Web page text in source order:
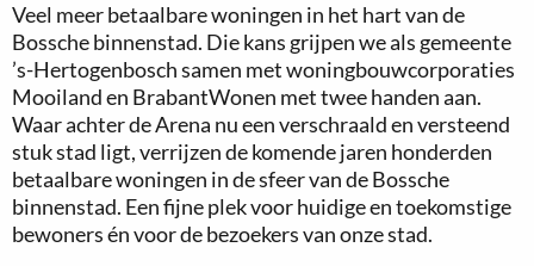
Veel meer betaalbare woningen in het hart van de
Bossche binnenstad. Die kans grijpen we als gemeente
’s-Hertogenbosch samen met woningbouwcorporaties
Mooiland en BrabantWonen met twee handen aan.
Waar achter de Arena nu een verschraald en versteend
stuk stad ligt, verrijzen de komende jaren honderden
betaalbare woningen in de sfeer van de Bossche
binnenstad. Een fijne plek voor huidige en toekomstige
bewoners én voor de bezoekers van onze stad.